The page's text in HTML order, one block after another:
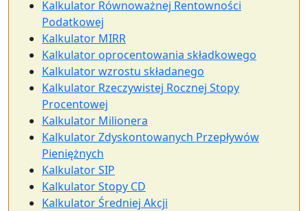
Kalkulator Równoważnej Rentowności
Podatkowej
Kalkulator MIRR
Kalkulator oprocentowania składkowego
Kalkulator wzrostu składanego
Kalkulator Rzeczywistej Rocznej Stopy
Procentowej
Kalkulator Milionera
Kalkulator Zdyskontowanych Przepływów
Pieniężnych
Kalkulator SIP
Kalkulator Stopy CD
Kalkulator Średniej Akcji